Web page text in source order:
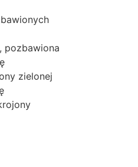
pozbawiona
zielonej